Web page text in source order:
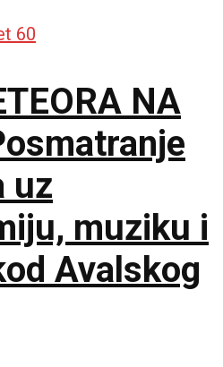
60
NA
uz
muziku i
Avalskog